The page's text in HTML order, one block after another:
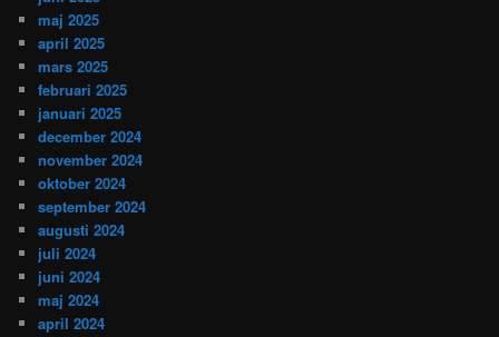
maj 2025
april 2025
mars 2025
februari 2025
januari 2025
december 2024
november 2024
oktober 2024
september 2024
augusti 2024
juli 2024
juni 2024
maj 2024
april 2024